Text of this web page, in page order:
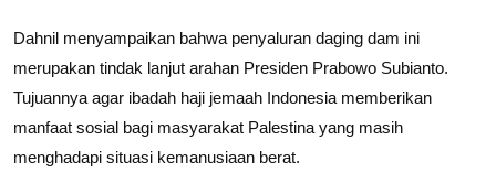
Dahnil menyampaikan bahwa penyaluran daging dam ini
merupakan tindak lanjut arahan Presiden Prabowo Subianto.
Tujuannya agar ibadah haji jemaah Indonesia memberikan
manfaat sosial bagi masyarakat Palestina yang masih
menghadapi situasi kemanusiaan berat.